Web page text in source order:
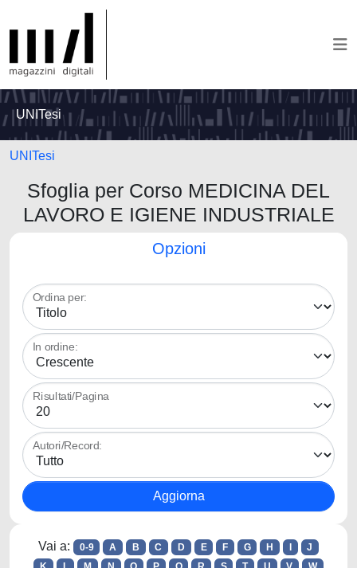
UNITesi
UNITesi
Sfoglia per Corso MEDICINA DEL
LAVORO E IGIENE INDUSTRIALE
Opzioni
Ordina per:
In ordine:
Risultati/Pagina
Autori/Record:
Vai a: 0-9 A B C D E F G H
J